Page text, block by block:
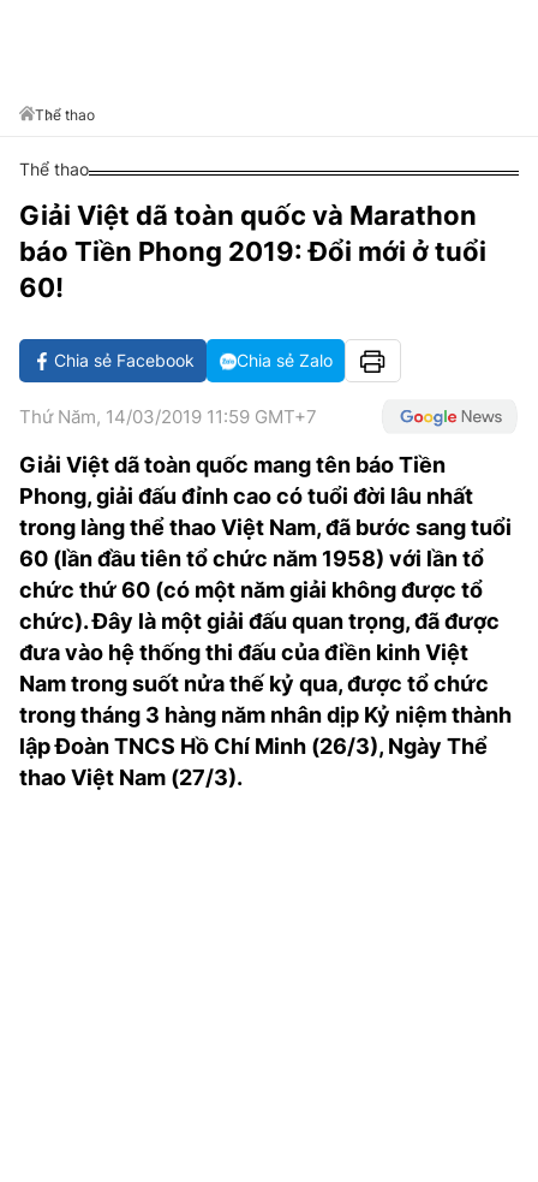
GIẢI TRÍ
CÔNG NGHIỆP VĂN HÓA
X-QUANG TIN ĐỒN
VIẾT LẠI ƯỚC MƠ
PHIM
ÂM NHẠC
KBIZ
DU LỊCH
TIN TỨC
ĐIỂM ĐẾN
ẢNH
ẨM THỰC
THẾ GIỚI SAO
HIGHTECH
TIÊU ĐIỂM - SPOTLIGHT
INFOGRAPHIC
E-MAGAZINE
ẢNH
BÁO GIẤY
TRA CỨU PHƯỜNG XÃ
BÙI XUÂN PHÁI
TIỆN ÍCH
LIÊN HỆ QUẢNG CÁO
Thể thao
Thể thao
Giải Việt dã toàn quốc và Marathon
báo Tiền Phong 2019: Đổi mới ở tuổi
60!
Chia sẻ Facebook Chia sẻ Zalo
Thứ Năm, 14/03/2019 11:59 GMT+7
Giải Việt dã toàn quốc mang tên báo Tiền
Phong, giải đấu đỉnh cao có tuổi đời lâu nhất
trong làng thể thao Việt Nam, đã bước sang tuổi
60 (lần đầu tiên tổ chức năm 1958) với lần tổ
chức thứ 60 (có một năm giải không được tổ
chức). Đây là một giải đấu quan trọng, đã được
đưa vào hệ thống thi đấu của điền kinh Việt
Nam trong suốt nửa thế kỷ qua, được tổ chức
trong tháng 3 hàng năm nhân dịp Kỷ niệm thành
lập Đoàn TNCS Hồ Chí Minh (26/3), Ngày Thể
thao Việt Nam (27/3).